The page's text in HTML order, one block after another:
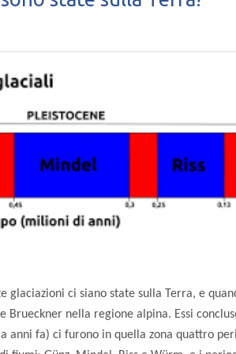
glaciazioni ci siano state sulla Terra, e
Brueckner nella regione alpina. Essi
anni fa) ci furono in quella zona quattro